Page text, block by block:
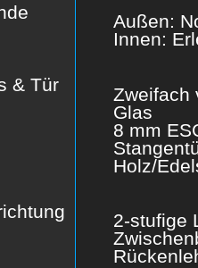
Außen:
Innen:
& Tür
Zweifach
Glas
8 mm
Holz/
2-stufige